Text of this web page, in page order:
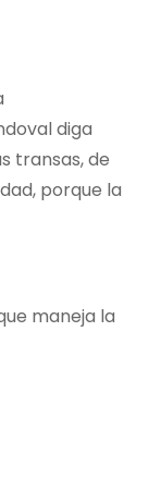
diga
transas, de
porque la
maneja la